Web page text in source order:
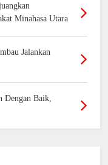
Minahasa Utara
Jalankan
Dengan Baik,